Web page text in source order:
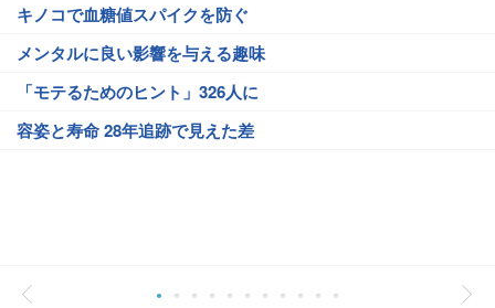
キノコで血糖値スパイクを防ぐ
メンタルに良い影響を与える趣味
「モテるためのヒント」326人に
容姿と寿命 28年追跡で見えた差